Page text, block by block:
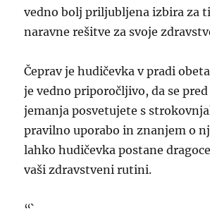
vedno bolj priljubljena izbira za
naravne rešitve za svoje
Čeprav je hudičevka v pradi
je vedno priporočljivo, da se
jemanja posvetujete s
pravilno uporabo in znanjem o
lahko hudičevka postane
vaši zdravstveni rutini.
“`